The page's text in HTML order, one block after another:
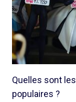
Quelles sont
populaires ?